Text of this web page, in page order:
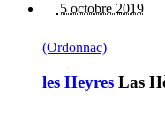
5 octobre 2019
(Ordonnac)
les Heyres Las